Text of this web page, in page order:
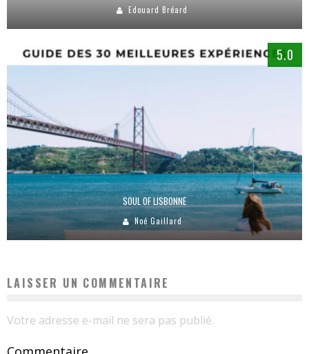
Edouard Bréard
5.0
SOUL OF LISBONNE
Noé Gaillard
LAISSER UN COMMENTAIRE
Votre adresse e-mail ne sera pas publié.